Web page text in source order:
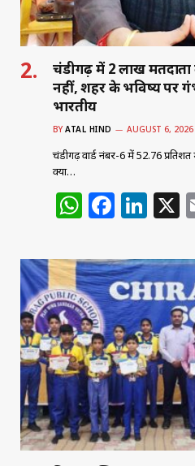
चंडीगढ़ में 2 लाख
नहीं, शहर के भविष्य पर
भारतीय
BY ATAL HIND AUGUST 6, 2026
चंडीगढ़ वार्ड नंबर-6 में 52.76
क्या…
W
h
at
s
A
p
p
F
a
c
e
b
o
o
k
Li
n
k
e
dI
n
X